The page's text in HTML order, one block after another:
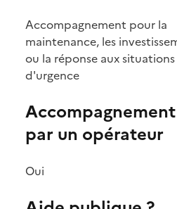
Accompagnement pour la
maintenance, les
ou la réponse aux situations
d'urgence
Accompagnement
par un opérateur
Oui